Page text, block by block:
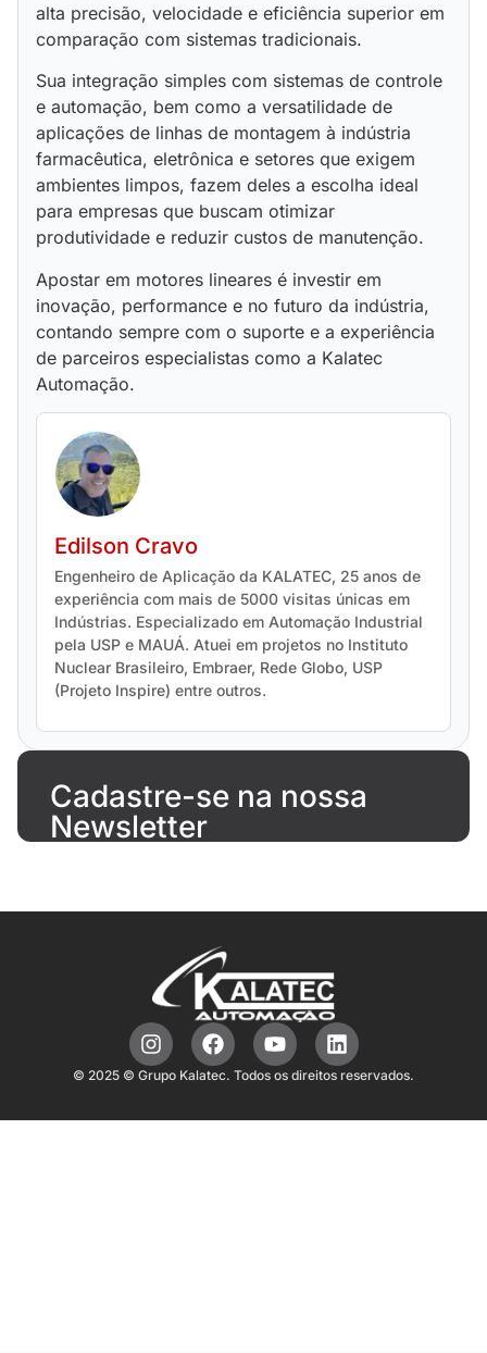
alta precisão, velocidade e eficiência superior em
comparação com sistemas tradicionais.
Sua integração simples com sistemas de controle
e automação, bem como a versatilidade de
aplicações de linhas de montagem à indústria
farmacêutica, eletrônica e setores que exigem
ambientes limpos, fazem deles a escolha ideal
para empresas que buscam otimizar
produtividade e reduzir custos de manutenção.
Apostar em motores lineares é investir em
inovação, performance e no futuro da indústria,
contando sempre com o suporte e a experiência
de parceiros especialistas como a Kalatec
Automação.
Edilson Cravo
Engenheiro de Aplicação da KALATEC, 25 anos de
experiência com mais de 5000 visitas únicas em
Indústrias. Especializado em Automação Industrial
pela USP e MAUÁ. Atuei em projetos no Instituto
Nuclear Brasileiro, Embraer, Rede Globo, USP
(Projeto Inspire) entre outros.
Cadastre-se na nossa
Newsletter
© 2025 © Grupo Kalatec. Todos os direitos reservados.